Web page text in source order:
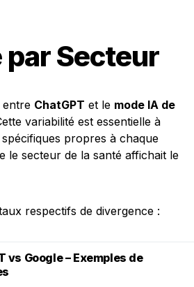
Secteur
entre ChatGPT et le mode IA de
variabilité est essentielle à
propres à chaque
le secteur de la santé affichait le
respectifs de divergence :
vs Google – Exemples de